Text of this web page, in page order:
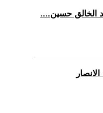
الخالق حسين....